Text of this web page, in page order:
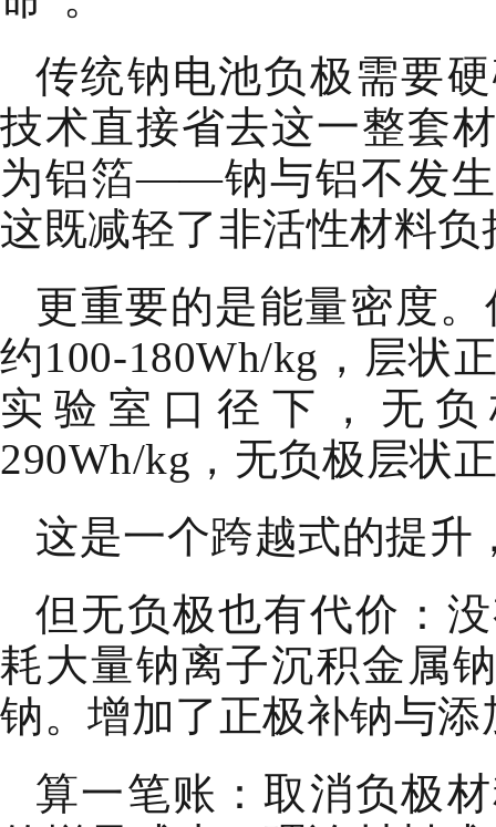
传统钠电池负极需要
技术直接省去这一整套
为铝箔——钠与铝不发
这既减轻了非活性材料
更重要的是能量密度
约100-180Wh/kg，层状
实验室口径下，无负
290Wh/kg，无负极层状
这是一个跨越式的提升
但无负极也有代价：
耗大量钠离子沉积金属
钠。增加了正极补钠与添
算一笔账：取消负极